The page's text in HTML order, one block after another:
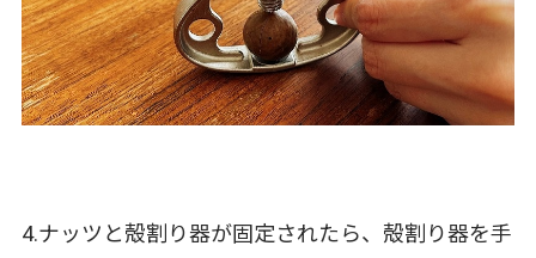
4.ナッツと殻割り器が固定されたら、殻割り器を手